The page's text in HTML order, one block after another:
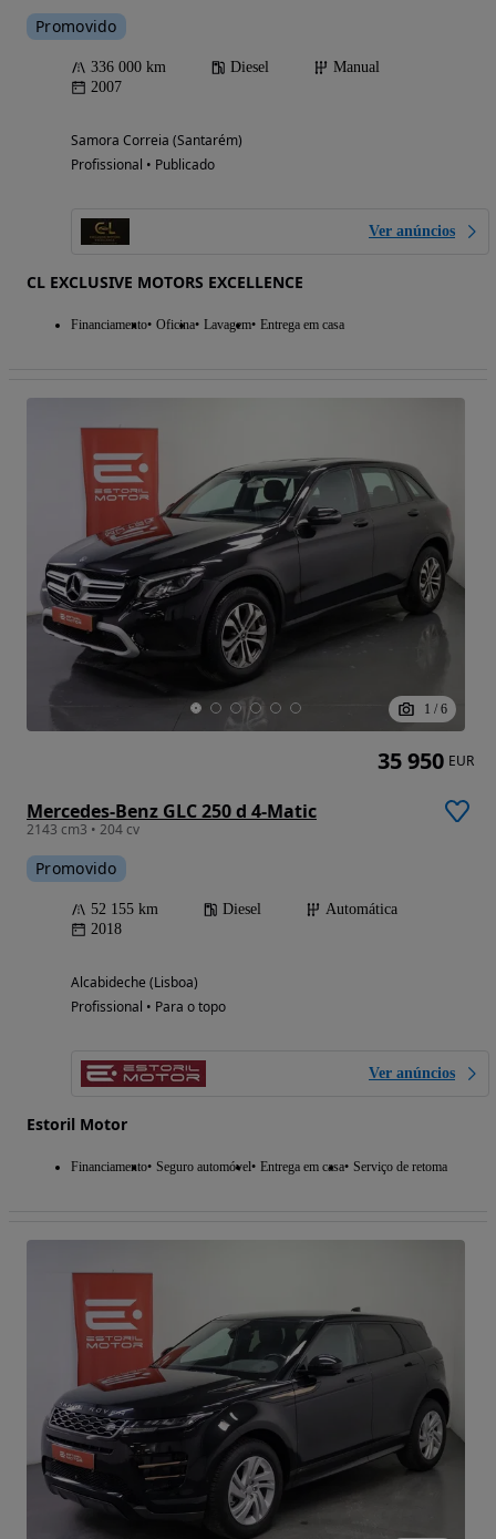
Promovido
336 000 km Diesel
Manual
2007
Samora Correia (Santarém)
Profissional • Publicado
Ver anúncios
CL EXCLUSIVE MOTORS EXCELLENCE
Financiamento Oficina Lavagem Entrega em casa
1 / 6
Mercedes-Benz GLC 250 d 4-Matic
2143 cm3 • 204 cv
Promovido
52 155 km Diesel
Automática
2018
Alcabideche (Lisboa)
Profissional • Para o topo
Ver anúncios
Estoril Motor
Financiamento Seguro automóvel Entrega em casa Serviço de retoma
35 950 EUR